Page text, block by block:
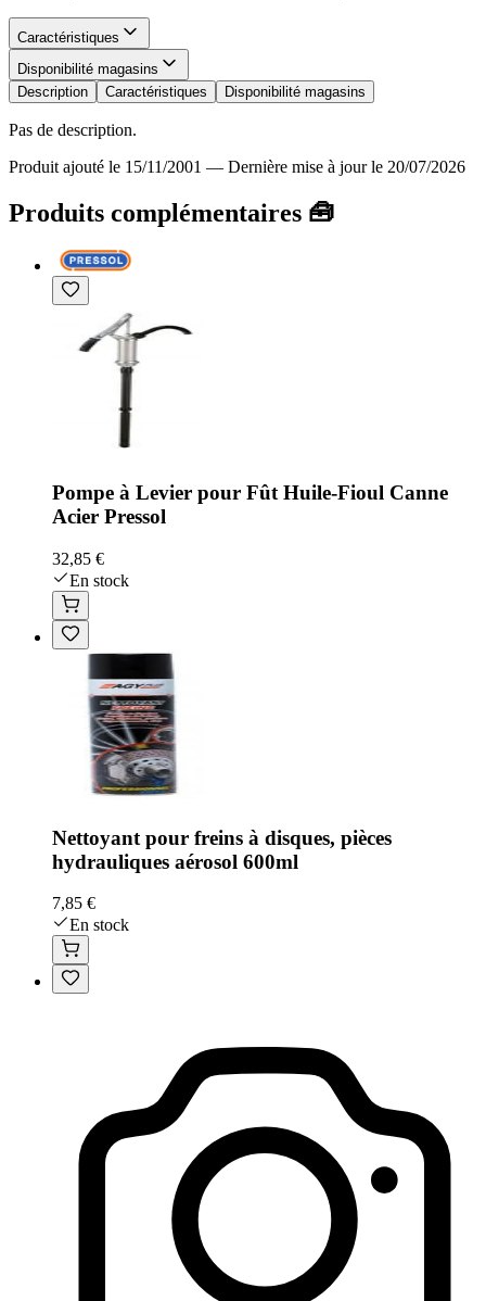
Caractéristiques
Disponibilité magasins
Description
Caractéristiques Disponibilité magasins
Pas de description.
Produit ajouté le 15/11/2001 — Dernière mise à jour le 20/07/2026
Produits complémentaires 🧰
Pompe à Levier pour Fût Huile-Fioul Canne
Acier Pressol
32,85 €
En stock
Nettoyant pour freins à disques, pièces
hydrauliques aérosol 600ml
7,85 €
En stock